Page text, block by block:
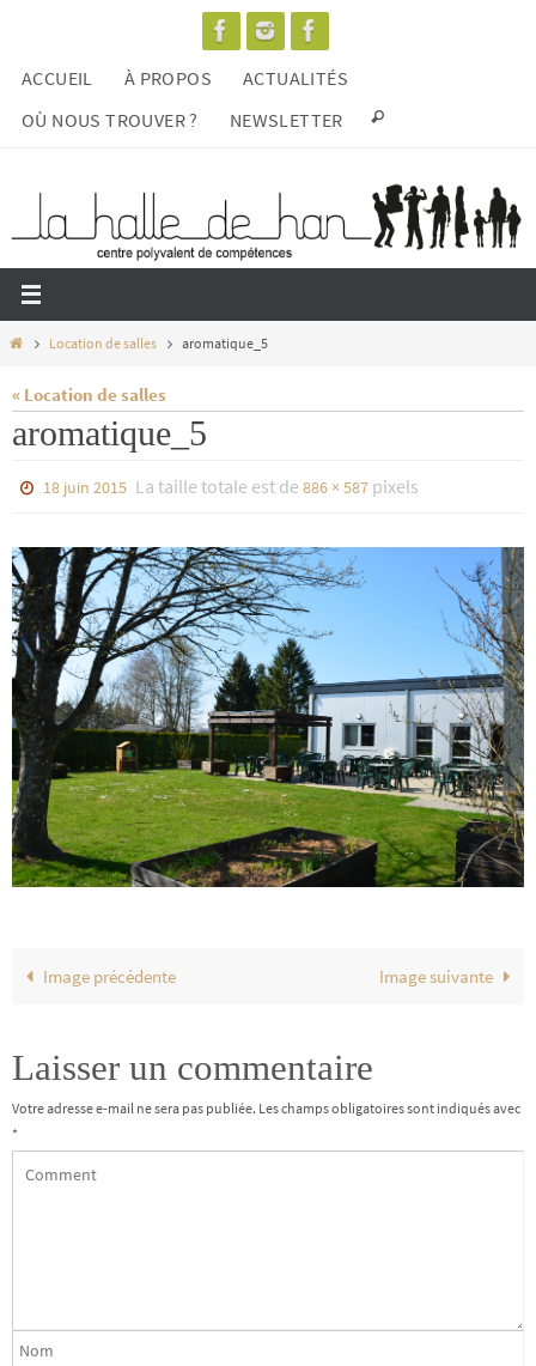
contenu
ACCUEIL À PROPOS
ACTUALITÉS
OÙ NOUS TROUVER ?
NEWSLETTER
HomeLocation de salles aromatique_5
« Location de salles
aromatique_5
18 juin 2015 La taille totale est de886 × 587 pixels
Image précédente Image suivante
Laisser un commentaire
Votre adresse e-mail ne sera pas publiée. Les champs obligatoires sont indiqués avec
*